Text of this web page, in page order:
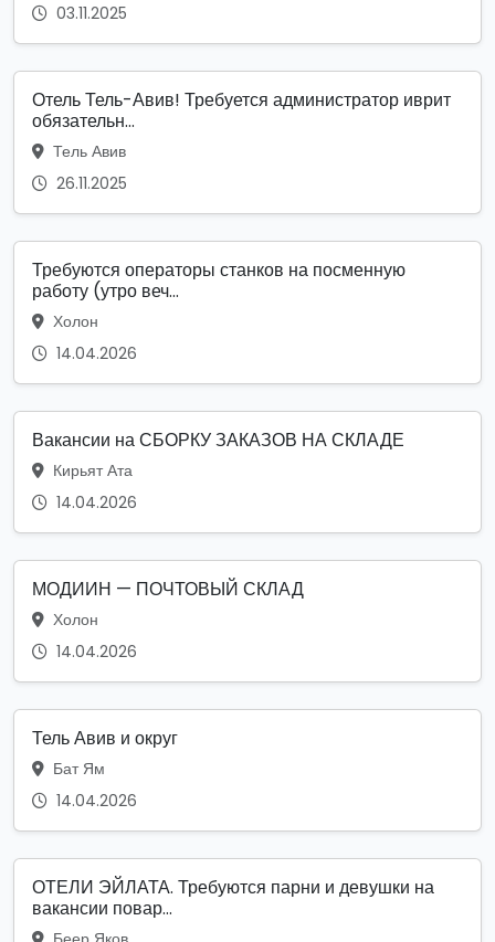
03.11.2025
Отель Тель-Авив! Требуется администратор иврит
обязательн...
Тель Авив
26.11.2025
Требуются операторы станков на посменную
работу (утро веч...
Холон
14.04.2026
Вакансии на СБОРКУ ЗАКАЗОВ НА СКЛАДЕ
Кирьят Ата
14.04.2026
МОДИИН — ПОЧТОВЫЙ СКЛАД
Холон
14.04.2026
Тель Авив и округ
Бат Ям
14.04.2026
ОТЕЛИ ЭЙЛАТА. Требуются парни и девушки на
вакансии повар...